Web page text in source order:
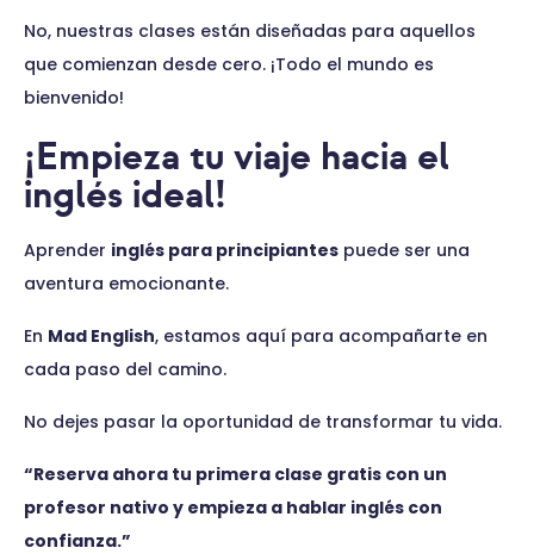
No, nuestras clases están diseñadas para aquellos
que comienzan desde cero. ¡Todo el mundo es
bienvenido!
¡Empieza tu viaje hacia el
inglés ideal!
Aprender inglés para principiantes puede ser una
aventura emocionante.
En Mad English, estamos aquí para acompañarte en
cada paso del camino.
No dejes pasar la oportunidad de transformar tu vida.
“Reserva ahora tu primera clase gratis con un
profesor nativo y empieza a hablar inglés con
confianza.”